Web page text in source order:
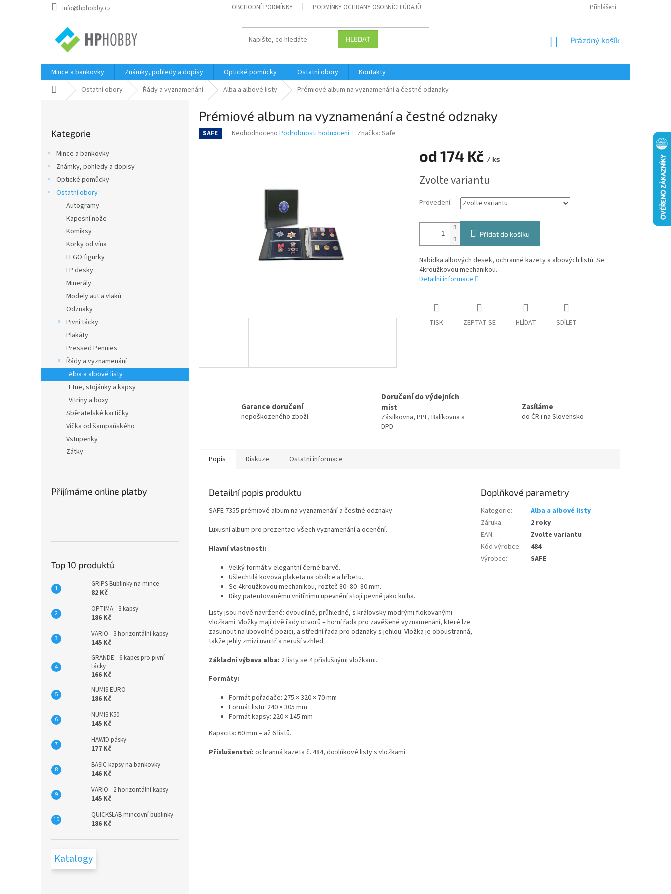
na
info@hphobby.cz OBCHODNÍ PODMÍNKY PODMÍNKY OCHRANY OSOBNÍCH ÚDAJŮ Přihlášení
HLEDAT
NÁKUPNÍ
Prázdný košík
Mince a bankovky Známky, pohledy a dopisy Optické pomůcky Ostatní obory
Kontakty
Domů Ostatní obory Řády a vyznamenání Alba a albové listy Prémiové album na vyznamenání a čestné odznaky
kategorie
Kategorie
Mince a bankovky
Známky, pohledy a dopisy
Optické pomůcky
Ostatní obory
Autogramy
Kapesní nože
Komiksy
Korky od vína
LEGO figurky
LP desky
Minerály
Modely aut a vlaků
Odznaky
Pivní tácky
Plakáty
Pressed Pennies
Řády a vyznamenání
Alba a albové listy
Etue, stojánky a kapsy
Vitríny a boxy
Sběratelské kartičky
Víčka od šampaňského
Vstupenky
Zátky
Přijímáme online platby
Top 10 produktů
GRIPS Bublinky na mince
82 Kč
OPTIMA - 3 kapsy
186 Kč
VARIO - 3 horizontální kapsy
145 Kč
GRANDE - 6 kapes pro pivní
tácky
166 Kč
NUMIS EURO
186 Kč
NUMIS K50
145 Kč
HAWID pásky
177 Kč
BASIC kapsy na bankovky
146 Kč
VARIO - 2 horizontální kapsy
145 Kč
QUICKSLAB mincovní bublinky
186 Kč
Katalogy
Prémiové album na vyznamenání a čestné odznaky
SAFE
Průměrné
Neohodnoceno Podrobnosti hodnocení Značka:Safe
od 174 Kč / ks
cena:
Zvolte variantu
Provedení
Přidat do košíku
Nabídka albových desek, ochranné kazety a albových listů. Se
4kroužkovou mechanikou.
Detailní informace
TISK ZEPTAT SE HLÍDAT SDÍLET
Garance doručení
nepoškozeného zboží
Doručení do výdejních
míst
Zásilkovna, PPL, Balíkovna a
DPD
Zasíláme
do ČR i na Slovensko
Popis Diskuze Ostatní informace
Detailní popis produktu
SAFE 7355 prémiové album na vyznamenání a čestné odznaky
Luxusní album pro prezentaci všech vyznamenání a ocenění.
Hlavní vlastnosti:
Velký formát v elegantní černé barvě.
Ušlechtilá kovová plaketa na obálce a hřbetu.
Se 4kroužkovou mechanikou, rozteč 80–80–80 mm.
Díky patentovanému vnitřnímu upevnění stojí pevně jako kniha.
Listy jsou nově navržené: dvoudílné, průhledné, s královsky modrými flokovanými
vložkami. Vložky mají dvě řady otvorů – horní řada pro zavěšené vyznamenání, které lze
zasunout na libovolné pozici, a střední řada pro odznaky s jehlou. Vložka je oboustranná,
takže jehly zmizí uvnitř a neruší vzhled.
Základní výbava alba: 2 listy se 4 příslušnými vložkami.
Formáty:
Formát pořadače: 275 × 320 × 70 mm
Formát listu: 240 × 305 mm
Formát kapsy: 220 × 145 mm
Kapacita: 60 mm – až 6 listů.
Příslušenství: ochranná kazeta č. 484, doplňkové listy s vložkami
Doplňkové parametry
Kategorie:
Alba a albové listy
Záruka:
2 roky
EAN:
Zvolte variantu
Kód výrobce:
484
Výrobce: SAFE